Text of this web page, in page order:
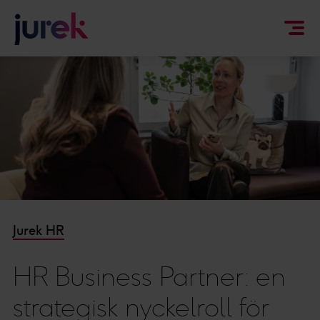
Jurek HR
HR Business Partner: en
strategisk nyckelroll för